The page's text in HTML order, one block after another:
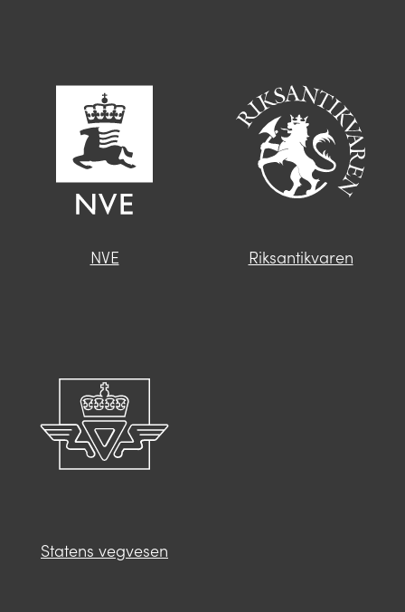
NVE Riksantikvaren
Statens vegvesen